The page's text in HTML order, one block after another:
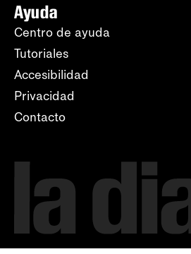
Ayuda
Centro de ayuda
Tutoriales
Accesibilidad
Privacidad
Contacto